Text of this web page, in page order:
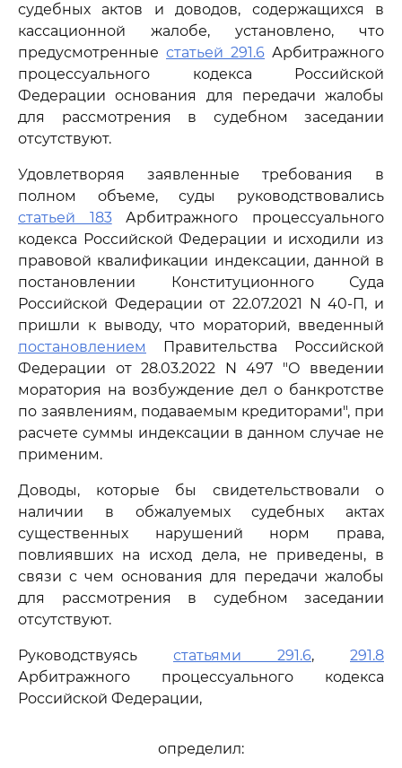
судебных актов и доводов, содержащихся в
кассационной жалобе, установлено, что
предусмотренные статьей 291.6 Арбитражного
процессуального кодекса Российской
Федерации основания для передачи жалобы
для рассмотрения в судебном заседании
отсутствуют.
Удовлетворяя заявленные требования в
полном объеме, суды руководствовались
статьей 183Арбитражного процессуального
кодекса Российской Федерации и исходили из
правовой квалификации индексации, данной в
постановлении Конституционного Суда
Российской Федерации от 22.07.2021 N 40-П, и
пришли к выводу, что мораторий, введенный
постановлением
Правительства Российской
Федерации от 28.03.2022 N 497 "О введении
моратория на возбуждение дел о банкротстве
по заявлениям, подаваемым кредиторами", при
расчете суммы индексации в данном случае не
применим.
Доводы, которые бы свидетельствовали о
наличии в обжалуемых судебных актах
существенных нарушений норм права,
повлиявших на исход дела, не приведены, в
связи с чем основания для передачи жалобы
для рассмотрения в судебном заседании
отсутствуют.
Руководствуясь статьями 291.6, 291.8
Арбитражного процессуального кодекса
Российской Федерации,
определил: